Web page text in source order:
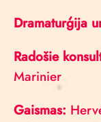
Dramaturģija
Radošie
Marinier
Gaismas: